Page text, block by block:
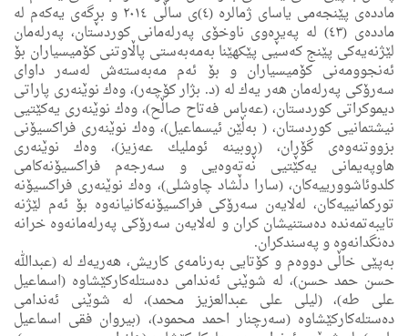
مادده‌ی پێنجه‌می یاسای ژمالره‌ (٤)ى ساڵی ٢٠١٤ و بڕگه‌ی یه‌كه‌م له‌
مادده‌ی (٤٣) له‌ په‌یڕه‌وی ناوخۆی په‌رله‌مانی كوردستان، په‌رله‌مان
لێژنه‌یه‌كی پێنج كه‌سیی پێكهێنا به‌مه‌به‌ستی پاڵاوتنی كۆمیسیاران بۆ
ئه‌نجوومه‌نی كۆمیسیاران و بۆ ئه‌م مه‌به‌سته‌ش له‌سه‌ر داوای
سه‌رۆكی په‌رله‌مان هه‌ر یه‌ك له‌ (د. بژار كۆچه‌ر)، وه‌ك نوێنه‌ری پاراتی
دیموكراتی كوردستان، (عه‌باس فه‌تاح صاڵح)، وه‌ك نوێنه‌رى یه‌كێتیی
نیشتمانیی كوردستان، ( به‌ڵێن ئیسماعیل)، وه‌ك نوێنه‌رى فراكسیۆنی
بزووتنه‌وه‌ى گۆڕان، (ڕوبینه‌ ئوملیك عه‌زیز)، وه‌ك نوێنه‌رى
هاوپه‌یمانی یه‌كێتیی نه‌ته‌وه‌یی و سه‌رجه‌م فراكسیۆنه‌كامی
كلدوئاشوورییه‌كان، (سارا دڵشاد چاوشلی)، وه‌ك نوێنه‌رى فراكسیۆنه‌
توركمانییه‌كان، له‌لایه‌ن سه‌رۆكی فراكسیۆنه‌كانیانه‌وه‌ بۆ ئه‌م لێژنه‌
تایبه‌تمه‌نده‌ ده‌ستنیشان كران و له‌لایه‌ن سه‌رۆكی په‌رله‌مانه‌وه‌ خرانه‌
ده‌نگدانه‌وه‌ و په‌سندكران.
به‌پێی خاڵی دووه‌م و كۆتایی به‌رنامه‌ی كاریش، هه‌ریه‌ك له‌ (عبدالله
حسن حمد حسن)، لە شوێنی ئەندامی دەستلەكاركێشاوە (اسماعیل
علی طه)، (لیلی علی عبدالعزیز محمد)، لە شوێنی ئەندامی
دەستلەكاركێشاوە (سەرچنار احمد محمود)، (بيروان فقی اسماعیل